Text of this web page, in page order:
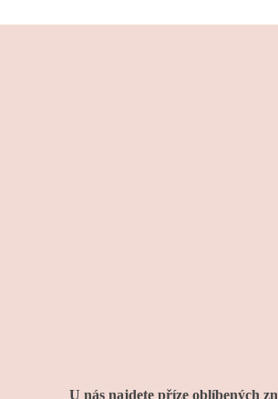
U nás najdete příze oblíbených